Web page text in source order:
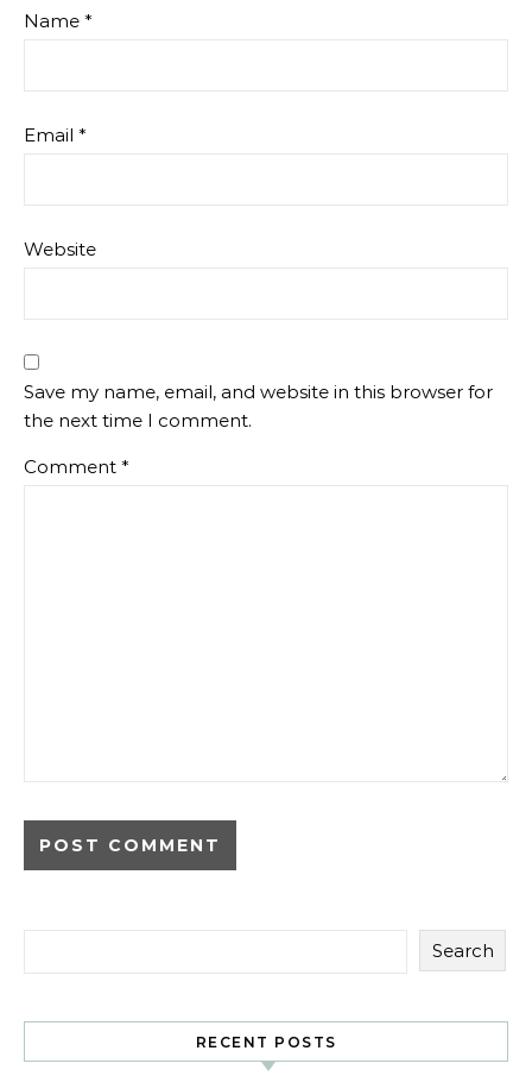
Name *
Email *
Website
Save my name, email, and website in this browser for
the next time I comment.
Comment *
Search
RECENT POSTS